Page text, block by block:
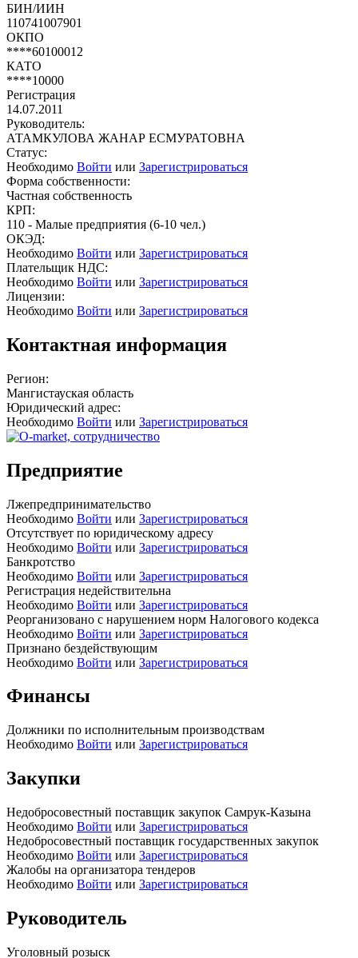
БИН/ИИН
110741007901
ОКПО
****60100012
КАТО
****10000
Регистрация
14.07.2011
Руководитель:
АТАМКУЛОВА ЖАНАР ЕСМУРАТОВНА
Статус:
Необходимо Войти или Зарегистрироваться
Форма собственности:
Частная собственность
КРП:
110 - Малые предприятия (6-10 чел.)
ОКЭД:
Необходимо Войти или Зарегистрироваться
Плательщик НДС:
Необходимо Войти или Зарегистрироваться
Лицензии:
Необходимо Войти или Зарегистрироваться
Контактная информация
Регион:
Мангистауская область
Юридический адрес:
Необходимо Войти или Зарегистрироваться
Предприятие
Лжепредпринимательство
Необходимо Войти или Зарегистрироваться
Отсутствует по юридическому адресу
Необходимо Войти или Зарегистрироваться
Банкротство
Необходимо Войти или Зарегистрироваться
Регистрация недействительна
Необходимо Войти или Зарегистрироваться
Реорганизовано с нарушением норм Налогового кодекса
Необходимо Войти или Зарегистрироваться
Признано бездействующим
Необходимо Войти или Зарегистрироваться
Финансы
Должники по исполнительным производствам
Необходимо Войти или Зарегистрироваться
Закупки
Недобросовестный поставщик закупок Самрук-Казына
Необходимо Войти или Зарегистрироваться
Недобросовестный поставщик государственных закупок
Необходимо Войти или Зарегистрироваться
Жалобы на организатора тендеров
Необходимо Войти или Зарегистрироваться
Руководитель
Уголовный розыск